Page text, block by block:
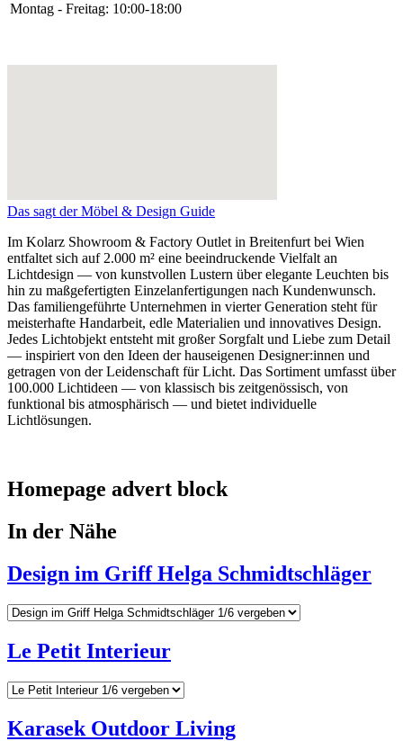
Montag - Freitag: 10:00-18:00
Das sagt der Möbel & Design Guide
Im Kolarz Showroom & Factory Outlet in Breitenfurt bei Wien
entfaltet sich auf 2.000 m² eine beeindruckende Vielfalt an
Lichtdesign — von kunstvollen Lustern über elegante Leuchten bis
hin zu maßgefertigten Einzelanfertigungen nach Kundenwunsch.
Das familiengeführte Unternehmen in vierter Generation steht für
meisterhafte Handarbeit, edle Materialien und innovatives Design.
Jedes Lichtobjekt entsteht mit großer Sorgfalt und Liebe zum Detail
— inspiriert von den Ideen der hauseigenen Designer:innen und
getragen von der Leidenschaft für Licht. Das Sortiment umfasst über
100.000 Lichtideen — von klassisch bis zeitgenössisch, von
funktional bis atmosphärisch — und bietet individuelle
Lichtlösungen.
Homepage advert block
In der Nähe
Design im Griff Helga Schmidtschläger
Le Petit Interieur
Karasek Outdoor Living